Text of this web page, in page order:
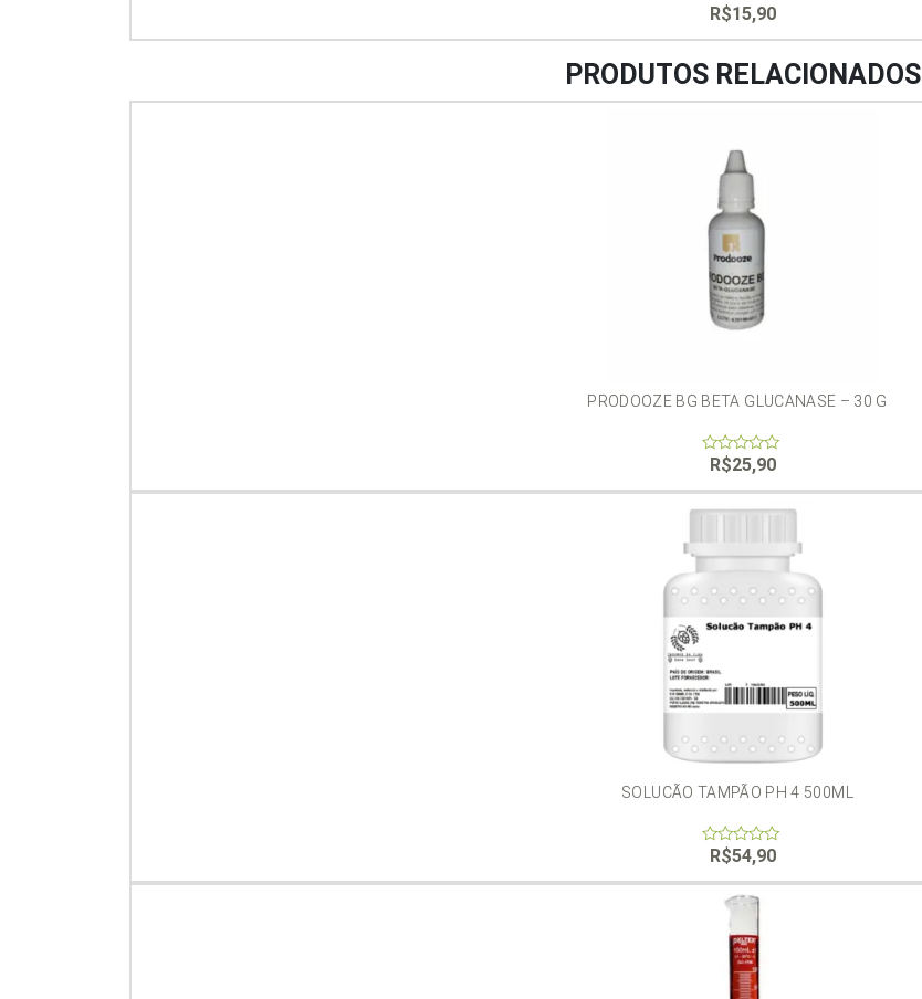
of
R$15,90
PRODUTOS RELACIONADOS
PRODOOZE BG BETA GLUCANASE – 30 G
of
5
R$25,90
SOLUCÃO TAMPÃO PH 4 500ML
out
of
R$54,90